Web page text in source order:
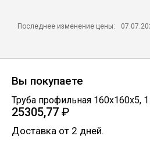
Скобо-гибочные
Остальное
Последнее изменение цены:
Вы покупаете
Труба профильная 160х160х5, 1
25305,77 ₽
Доставка от 2 дней.